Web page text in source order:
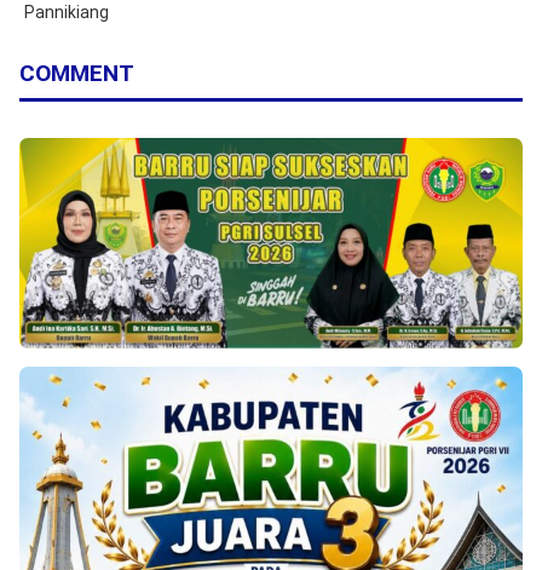
Pannikiang
COMMENT